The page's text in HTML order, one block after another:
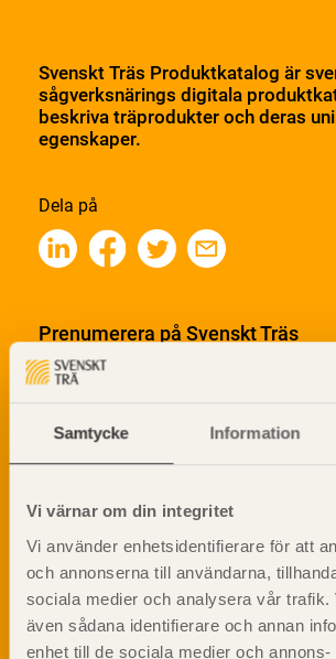
Samtycke Information
Vi värnar om din integritet
Vi använder enhetsidentifierare för att
och annonserna till användarna,
sociala medier och analysera vår trafik.
även sådana identifierare och annan
enhet till de sociala medier och
Svenskt Träs Produktkatalog är
sågverksnärings digitala
beskriva träprodukter och deras
egenskaper.
Dela på
Prenumerera på Svenskt Träs
informationsutskick!